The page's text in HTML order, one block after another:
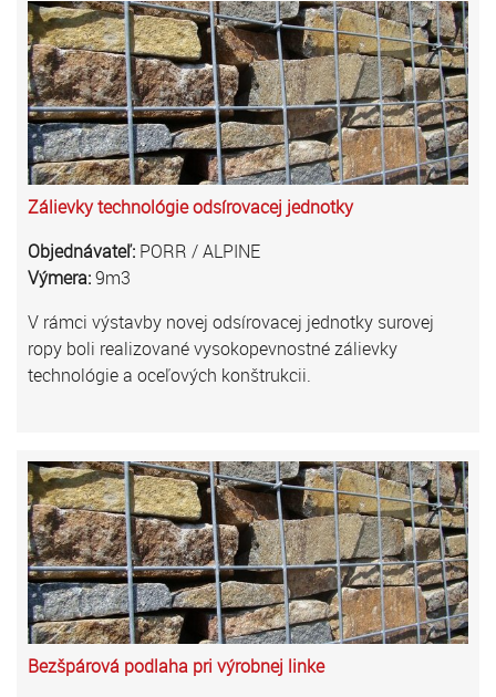
Zálievky technológie odsírovacej jednotky
Objednávateľ: PORR / ALPINE
Výmera:9m3
V rámci výstavby novej odsírovacej jednotky surovej
ropy boli realizované vysokopevnostné zálievky
technológie a oceľových konštrukcii.
Bezšpárová podlaha pri výrobnej linke